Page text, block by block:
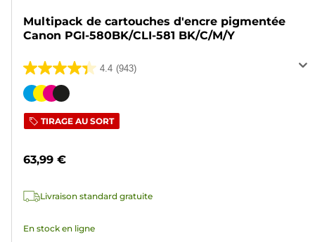
Multipack de cartouches d'encre pigmentée
Canon PGI-580BK/CLI-581 BK/C/M/Y
4.4 (943)
4.4
sur
étoiles.
avis
Cartouche
couleur
TIRAGE AU SORT
63,99 €
Livraison standard gratuite
En stock en ligne